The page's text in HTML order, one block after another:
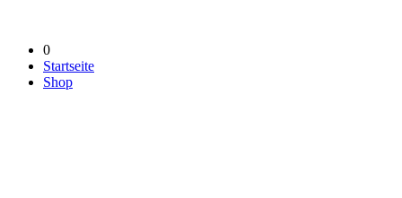
0
Startseite
Shop